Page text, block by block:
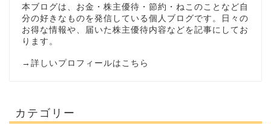
本ブログは、お金・株主優待・節約・ねこのことなど自
分の好きなものを発信している個人ブログです。日々の
お得な情報や、届いた株主優待内容などを記事にしてお
ります。
→ 詳しいプロフィールはこちら
カテゴリー